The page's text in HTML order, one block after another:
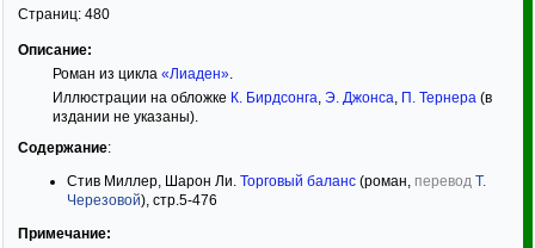
Страниц: 480
Описание:
Роман из цикла «Лиаден».
Иллюстрации на обложке К. Бирдсонга, Э. Джонса, П. Тернера(в
издании не указаны).
Содержание:
Стив Миллер, Шарон Ли. Торговый баланс (роман, перевод Т.
Черезовой), стр.5-476
Примечание: